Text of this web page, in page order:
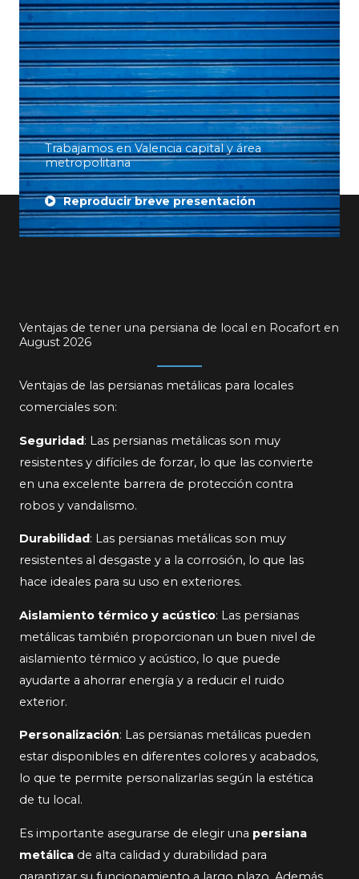
Trabajamos en Valencia capital y área
metropolitana
Reproducir breve presentación
Ventajas de tener una persiana de local en Rocafort en
August 2026
Ventajas de las persianas metálicas para locales
comerciales son:
Seguridad: Las persianas metálicas son muy
resistentes y difíciles de forzar, lo que las convierte
en una excelente barrera de protección contra
robos y vandalismo.
Durabilidad : Las persianas metálicas son muy
resistentes al desgaste y a la corrosión, lo que las
hace ideales para su uso en exteriores.
Aislamiento térmico y acústico: Las persianas
metálicas también proporcionan un buen nivel de
aislamiento térmico y acústico, lo que puede
ayudarte a ahorrar energía y a reducir el ruido
exterior.
Personalización: Las persianas metálicas pueden
estar disponibles en diferentes colores y acabados,
lo que te permite personalizarlas según la estética
de tu local.
Es importante asegurarse de elegir una persiana
metálica de alta calidad y durabilidad para